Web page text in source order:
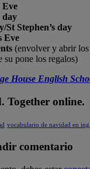
Eve
day
St Stephen’s day
Eve
(envolver y abrir los
su pone los regalos)
House English
Together online.
vocabulario de navidad en
comentario